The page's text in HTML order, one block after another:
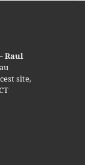
Raul
site,